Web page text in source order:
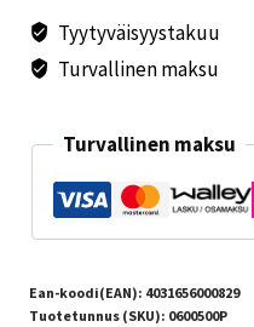
Tyytyväisyystakuu
Turvallinen maksu
Turvallinen maksu
Ean-koodi(EAN): 4031656000829
Tuotetunnus (SKU): 0600500P